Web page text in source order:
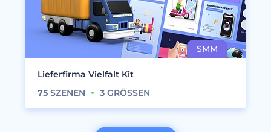
Lieferfirma Vielfalt Kit
75 SZENEN 3 GRÖSSEN